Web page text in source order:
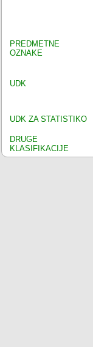
PREDMETNE
OZNAKE
UDK
UDK ZA STATISTIKO
DRUGE
KLASIFIKACIJE